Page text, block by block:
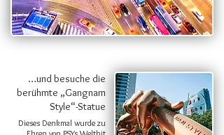
…und besuche die
berühmte „Gangnam
Style“-Statue
Dieses Denkmal wurde zu